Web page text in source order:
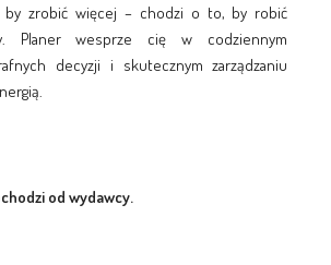
zrobić więcej – chodzi o to, by robić
Planer wesprze cię w codziennym
decyzji i skutecznym zarządzaniu
od wydawcy.